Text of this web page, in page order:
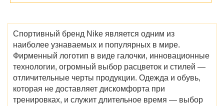
Спортивный бренд Nike является одним из
наиболее узнаваемых и популярных в мире.
Фирменный логотип в виде галочки, инновационные
технологии, огромный выбор расцветок и стилей —
отличительные черты продукции. Одежда и обувь,
которая не доставляет дискомфорта при
тренировках, и служит длительное время — выбор